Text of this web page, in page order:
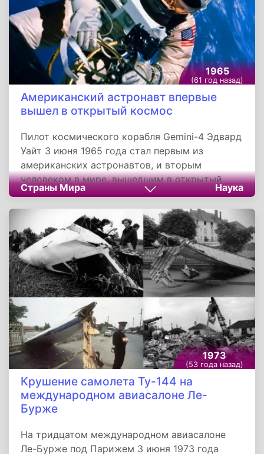
1965
(61 год назад)
Американский астронавт впервые
вышел в открытый космос
Пилот космического корабля Gemini-4 Эдвард
Уайт 3 июня 1965 года стал первым из
американских астронавтов, и вторым
человеком в мире, вышедшим в открытый
космос. Вне корабля астронавт в течение 36
минут проводил технические работы. Для
маневрирования в космосе он использовал
ручную реактивную установку.
Продолжительность всего полета составила
четверо суток.
Страны Мира Наука
1973
(53 года назад)
Крушение самолета Ту-144 на
международном авиасалоне Ле-
Бурже
На тридцатом международном авиасалоне
Ле-Бурже под Парижем 3 июня 1973 года